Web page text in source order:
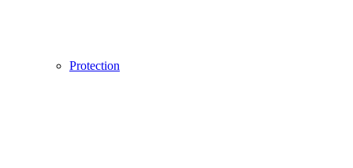
Protection